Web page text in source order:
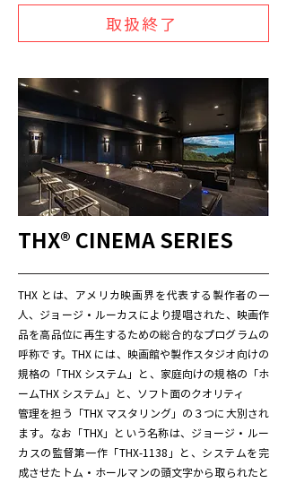
取扱終了
THX® CINEMA SERIES
THX とは、アメリカ映画界を代表する製作者の一
人、ジョージ・ルーカスにより提唱された、映画作
品を高品位に再生するための総合的なプログラムの
呼称です。THX には、映画館や製作スタジオ向けの
規格の「THX システム」と、家庭向けの規格の「ホ
ームTHX システム」と、ソフト面のクオリティ
管理を担う「THX マスタリング」の３つに大別され
ます。なお「THX」という名称は、ジョージ・ルー
カスの監督第一作「THX-1138」と、システムを完
成させたトム・ホールマンの頭文字から取られたと